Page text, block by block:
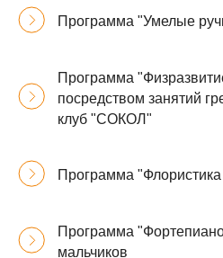
Программа "Умелые
Программа
посредством занятий
клуб "СОКОЛ"
Программа
Программа
мальчиков